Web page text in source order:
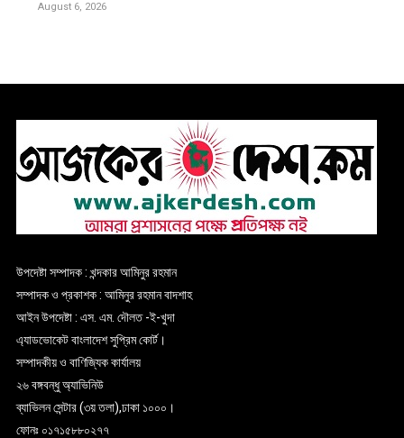
August 6, 2026
উপদেষ্টা সম্পাদক : খন্দকার আমিনুর রহমান
সম্পাদক ও প্রকাশক : আমিনুর রহমান বাদশাহ
আইন উপদেষ্টা : এস. এম. দৌলত -ই-খুদা
এ্যাডভোকেট বাংলাদেশ সুপ্রিম কোর্ট।
সম্পাদকীয় ও বাণিজ্যিক কার্যালয়
২৬ বঙ্গবন্ধু অ্যাভিনিউ
ব্যাভিলন সেন্টার (৩য় তলা),ঢাকা ১০০০।
ফোনঃ ০১৭১৫৮৮০২৭৭